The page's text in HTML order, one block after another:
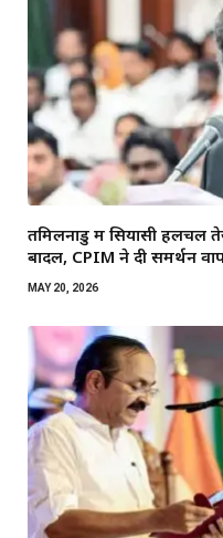
तमिलनाडु में सियासी हलचल
बादल, CPIM ने दी समर्थन
MAY 20, 2026